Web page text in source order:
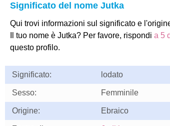
Significato del nome Jutka
Qui trovi informazioni sul significato e
Il tuo nome è Jutka? Per favore, rispondi a 5
questo profilo.
Significato: lodato
Sesso: Femminile
Origine: Ebraico